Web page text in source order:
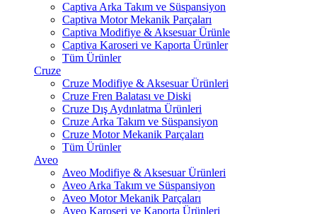
Captiva Arka Takım ve Süspansiyon
Captiva Motor Mekanik Parçaları
Captiva Modifiye & Aksesuar Ürünle
Captiva Karoseri ve Kaporta Ürünler
Tüm Ürünler
Cruze
Cruze Modifiye & Aksesuar Ürünleri
Cruze Fren Balatası ve Diski
Cruze Dış Aydınlatma Ürünleri
Cruze Arka Takım ve Süspansiyon
Cruze Motor Mekanik Parçaları
Tüm Ürünler
Aveo
Aveo Modifiye & Aksesuar Ürünleri
Aveo Arka Takım ve Süspansiyon
Aveo Motor Mekanik Parçaları
Aveo Karoseri ve Kaporta Ürünleri